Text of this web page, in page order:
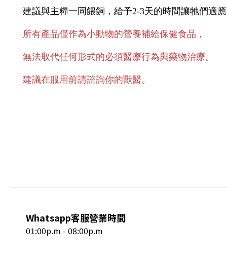
建議與主糧一同餵飼，給予2-3天的時間讓牠們適應
所有產品僅作為小動物的營養補給保健食品，
無法取代任何形式的必須醫療行為與藥物治療。
建議在服用前請諮詢你的獸醫。
Whatsapp客服營業時間
01:00p.m - 08:00p.m